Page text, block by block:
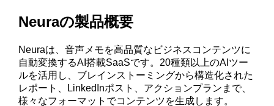
Neuraの製品概要
Neuraは、音声メモを高品質なビジネスコンテンツに
自動変換するAI搭載SaaSです。20種類以上のAIツー
ルを活用し、ブレインストーミングから構造化された
レポート、LinkedInポスト、アクションプランまで、
様々なフォーマットでコンテンツを生成します。